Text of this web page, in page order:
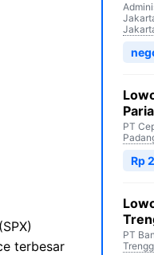
terbesar
PT
Rp
PT